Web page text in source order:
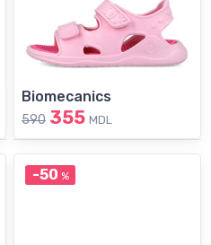
Biomecanics
590 355 MDL
-50 %